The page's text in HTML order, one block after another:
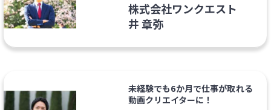
株式会社ワンクエスト
井 章弥
未経験でも6か月で仕事が取れる
動画クリエイターに！